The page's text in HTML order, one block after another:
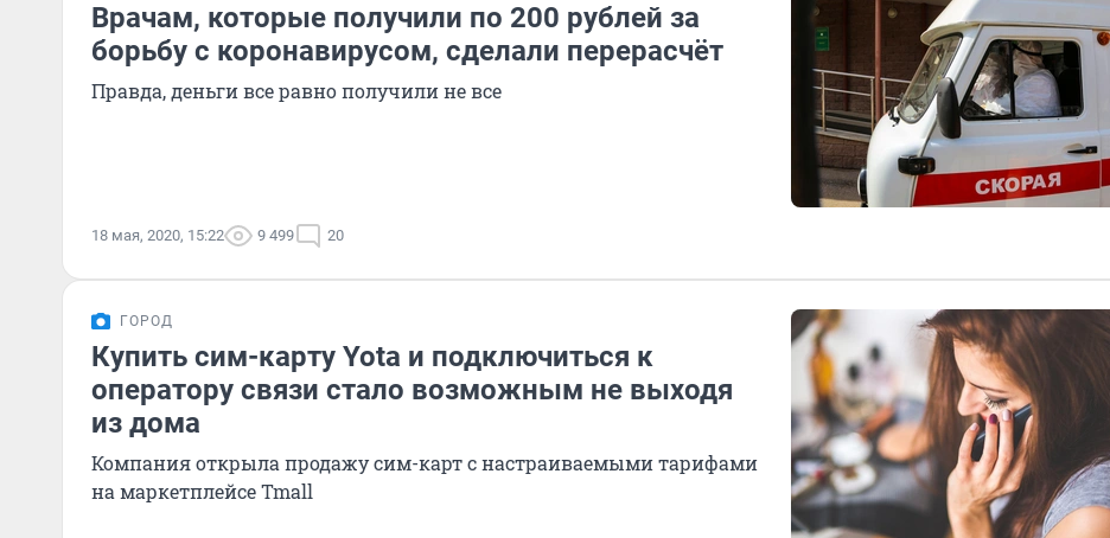
Врачам, которые получили по 200 рублей за
борьбу с коронавирусом, сделали перерасчёт
Правда, деньги все равно получили не все
18 мая, 2020, 15:22 9 499 20
ГОРОД
Купить сим-карту Yota и подключиться к
оператору связи стало возможным не выходя
из дома
Компания открыла продажу сим-карт с настраиваемыми тарифами
на маркетплейсе Tmall